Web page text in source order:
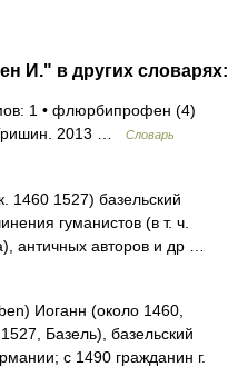
И." в других словарях:
1 • флюрбипрофен (4)
2013 …
Словарь
1460 1527) базельский
гуманистов (в т. ч.
античных авторов и др …
Иоганн (около 1460,
Базель), базельский
с 1490 гражданин г.